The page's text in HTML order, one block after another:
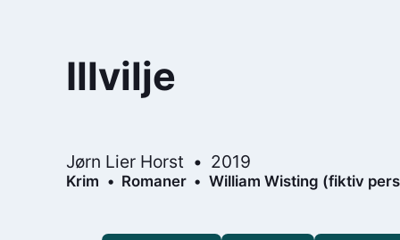
Illvilje
Jørn Lier Horst 2019
Krim Romaner William Wisting (fiktiv